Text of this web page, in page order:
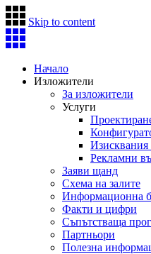
Skip to content
Начало
Изложители
За изложители
Услуги
Изисквания
Рекламни
Заяви щанд
Схема на залите
Информационна
Факти и цифри
Съпътстваща
Партньори
Полезна